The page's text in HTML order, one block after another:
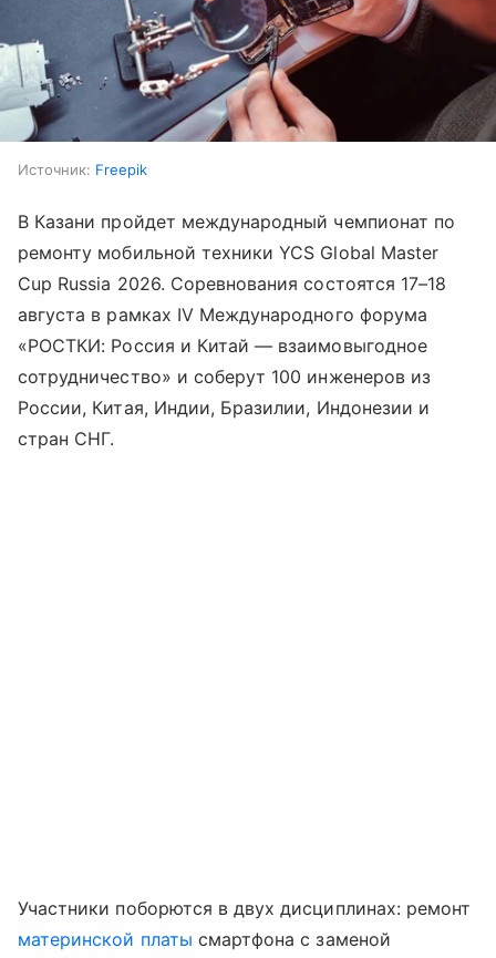
Источник: Freepik
В Казани пройдет международный чемпионат по
ремонту мобильной техники YCS Global Master
Cup Russia 2026. Соревнования состоятся 17–18
августа в рамках IV Международного форума
«РОСТКИ: Россия и Китай — взаимовыгодное
сотрудничество» и соберут 100 инженеров из
России, Китая, Индии, Бразилии, Индонезии и
стран СНГ.
Участники поборются в двух дисциплинах: ремонт
материнской платы смартфона с заменой